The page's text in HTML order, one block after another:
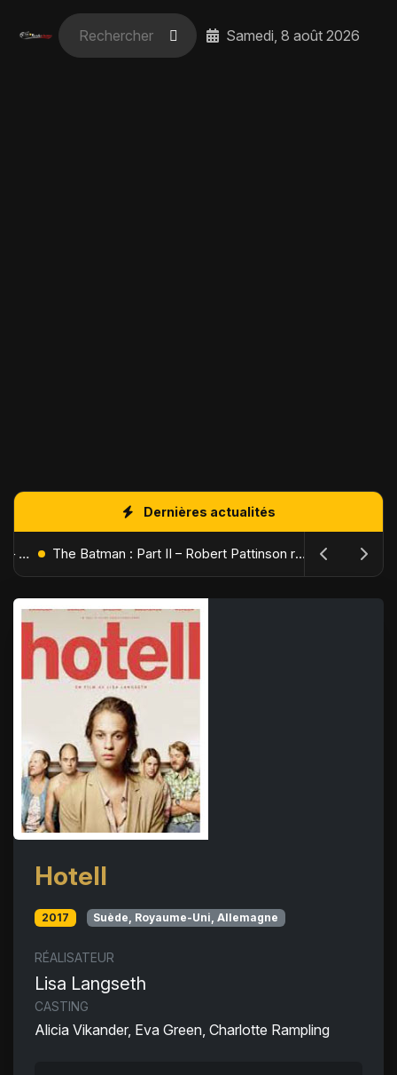
Samedi, 8 août 2026
Dernières actualités
L'Âge de Glace : Le Réveil du Volcan – Manny, Sid et Diego de retour pour une aventure explosive The Batman : Part II – Robert Pattinson replonge dans les ténèbres de Gotham dès octobre 2027
Hotell
2017 Suède, Royaume-Uni, Allemagne
RÉALISATEUR
Lisa Langseth
CASTING
Alicia Vikander, Eva Green, Charlotte Rampling